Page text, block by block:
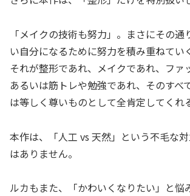
「メイクの技術も努力」。まさにその通
い自分になるために努力を積み重ねてい
それが整形であれ、メイクであれ、ファ
あるいは筋トレや勉強であれ、そのすべ
は等しく尊いものとして全肯定してくれ
本作は、「人工 vs 天然」という不毛な
はありません。
ルカもまた、「かわいくなりたい」と悩